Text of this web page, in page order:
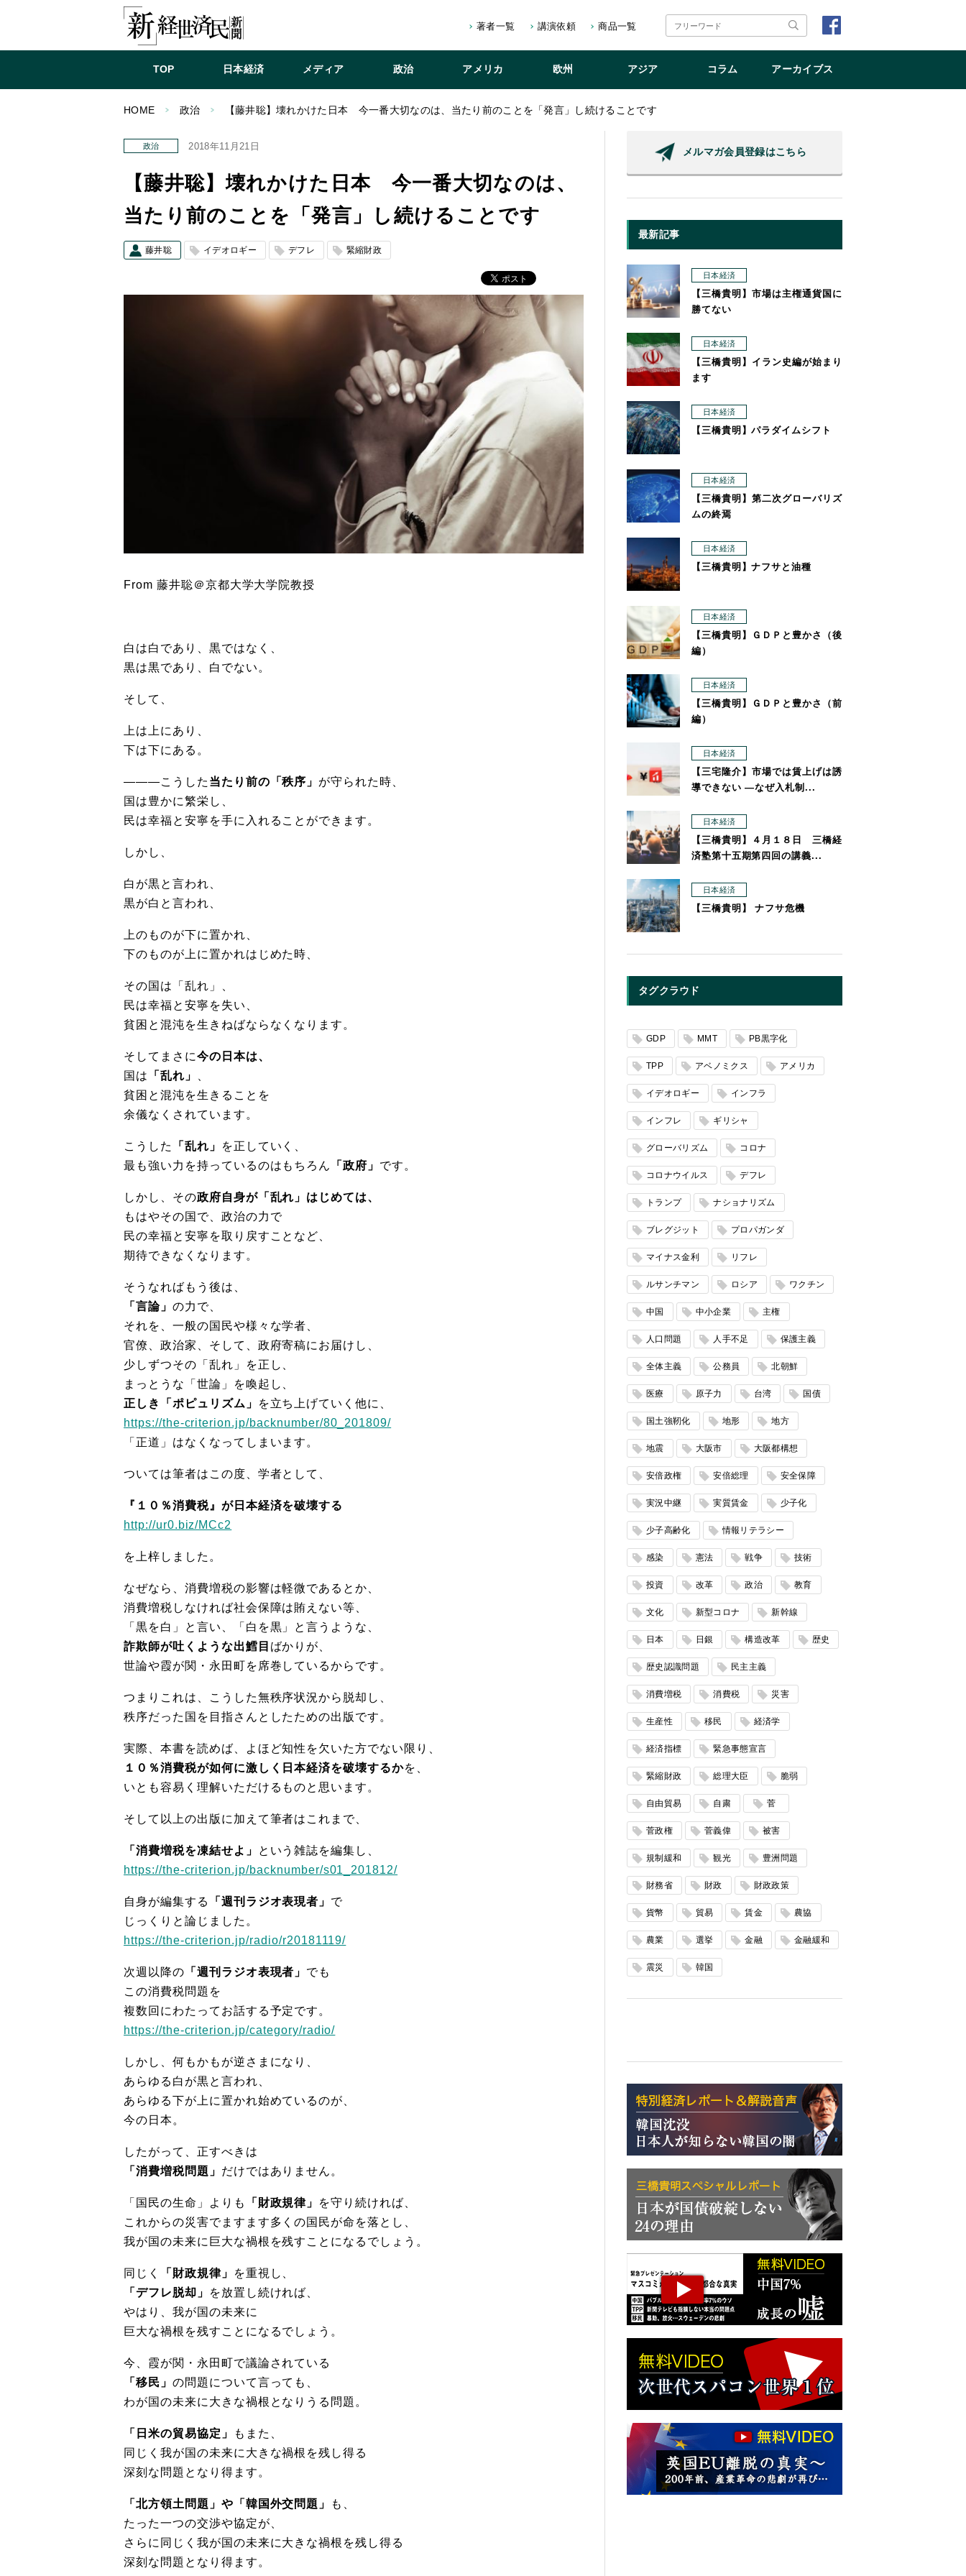
TOP 日本経済 メディア 政治 アメリカ 欧州 アジア コラム アーカイブス
著者一覧 講演依頼 商品一覧
HOME 政治 【藤井聡】壊れかけた日本 今一番大切なのは、当たり前のことを「発言」し続けることです
政治 2018年11月21日
【藤井聡】壊れかけた日本 今一番大切なのは、
当たり前のことを「発言」し続けることです
藤井聡 イデオロギー デフレ 緊縮財政
From 藤井聡＠京都大学大学院教授
白は白であり、黒ではなく、
黒は黒であり、白でない。
そして、
上は上にあり、
下は下にある。
―――こうした 当たり前の「秩序」 が守られた時、
国は豊かに繁栄し、
民は幸福と安寧を手に入れることができます。
しかし、
白が黒と言われ、
黒が白と言われ、
上のものが下に置かれ、
下のものが上に置かれはじめた時、
その国は「乱れ」、
民は幸福と安寧を失い、
貧困と混沌を生きねばならなくなります。
そしてまさに今の日本は、
国は
「乱れ」
貧困と混沌を生きることを
余儀なくされています。
こうした 「乱れ」
を正していく、
最も強い力を持っているのはもちろん
「政府」 です。
しかし、その政府自身が「乱れ」はじめては、
もはやその国で、政治の力で
民の幸福と安寧を取り戻すことなど、
期待できなくなります。
そうなればもう後は、
「言論」 の力で、
それを、一般の国民や様々な学者、
官僚、政治家、そして、政府寄稿にお届けし、
少しずつその「乱れ」を正し、
まっとうな「世論」を喚起し、
正しき「ポピュリズム」
を立ち上げていく他に、
https://the-criterion.jp/backnumber/80_201809/
「正道」はなくなってしまいます。
ついては筆者はこの度、学者として、
『１０％消費税』が日本経済を破壊する
http://ur0.biz/MCc2
を上梓しました。
なぜなら、消費増税の影響は軽微であるとか、
消費増税しなければ社会保障は賄えない等、
「黒を白」と言い、「白を黒」と言うような、
詐欺師が吐くような出鱈目 ばかりが、
世論や霞が関・永田町を席巻しているからです。
つまりこれは、こうした無秩序状況から脱却し、
秩序だった国を目指さんとしたための出版です。
実際、本書を読めば、よほど知性を欠いた方でない限り、
１０％消費税が如何に激しく日本経済を破壊するかを、
いとも容易く理解いただけるものと思います。
そして以上の出版に加えて筆者はこれまで、
「消費増税を凍結せよ」
という雑誌を編集し、
https://the-criterion.jp/backnumber/s01_201812/
自身が編集する 「週刊ラジオ表現者」 で
じっくりと論じました。
https://the-criterion.jp/radio/r20181119/
次週以降の 「週刊ラジオ表現者」 でも
この消費税問題を
複数回にわたってお話する予定です。
https://the-criterion.jp/category/radio/
しかし、何もかもが逆さまになり、
あらゆる白が黒と言われ、
あらゆる下が上に置かれ始めているのが、
今の日本。
したがって、正すべきは
「消費増税問題」 だけではありません。
「国民の生命」よりも 「財政規律」 を守り続ければ、
これからの災害でますます多くの国民が命を落とし、
我が国の未来に巨大な禍根を残すことになるでしょう。
同じく 「財政規律」
を重視し、
「デフレ脱却」
を放置し続ければ、
やはり、我が国の未来に
巨大な禍根を残すことになるでしょう。
今、霞が関・永田町で議論されている
「移民」 の問題について言っても、
わが国の未来に大きな禍根となりうる問題。
「日米の貿易協定」
もまた、
同じく我が国の未来に大きな禍根を残し得る
深刻な問題となり得ます。
「北方領土問題」や「韓国外交問題」
も、
たった一つの交渉や協定が、
さらに同じく我が国の未来に大きな禍根を残し得る
深刻な問題となり得ます。
メルマガ会員登録はこちら
最新記事
日本経済
【三橋貴明】市場は主権通貨国に
勝てない
日本経済
【三橋貴明】イラン史編が始まり
ます
日本経済
【三橋貴明】パラダイムシフト
日本経済
【三橋貴明】第二次グローバリズ
ムの終焉
日本経済
【三橋貴明】ナフサと油種
日本経済
【三橋貴明】ＧＤＰと豊かさ（後
編）
日本経済
【三橋貴明】ＧＤＰと豊かさ（前
編）
日本経済
【三宅隆介】市場では賃上げは誘
導できない ―なぜ入札制...
日本経済
【三橋貴明】４月１８日 三橋経
済塾第十五期第四回の講義...
日本経済
【三橋貴明】 ナフサ危機
タグクラウド
GDP MMT PB黒字化
TPP アベノミクス アメリカ
イデオロギー インフラ
インフレ ギリシャ
グローバリズム コロナ
コロナウイルス デフレ
トランプ ナショナリズム
ブレグジット プロパガンダ
マイナス金利 リフレ
ルサンチマン ロシア ワクチン
中国 中小企業 主権
人口問題 人手不足 保護主義
全体主義 公務員 北朝鮮
医療 原子力 台湾 国債
国土強靭化 地形 地方
地震 大阪市 大阪都構想
安倍政権 安倍総理 安全保障
実況中継 実質賃金 少子化
少子高齢化 情報リテラシー
感染 憲法 戦争 技術
投資 改革 政治 教育
文化 新型コロナ 新幹線
日本 日銀 構造改革 歴史
歴史認識問題 民主主義
消費増税 消費税 災害
生産性 移民 経済学
経済指標 緊急事態宣言
緊縮財政 総理大臣 脆弱
自由貿易 自粛 菅
菅政権 菅義偉 被害
規制緩和 観光 豊洲問題
財務省 財政 財政政策
貨幣 貿易 賃金 農協
農業 選挙 金融 金融緩和
震災 韓国